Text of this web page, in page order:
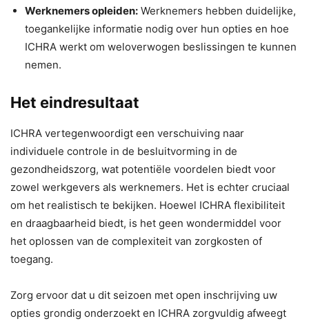
Werknemers opleiden: Werknemers hebben duidelijke,
toegankelijke informatie nodig over hun opties en hoe
ICHRA werkt om weloverwogen beslissingen te kunnen
nemen.
Het eindresultaat
ICHRA vertegenwoordigt een verschuiving naar
individuele controle in de besluitvorming in de
gezondheidszorg, wat potentiële voordelen biedt voor
zowel werkgevers als werknemers. Het is echter cruciaal
om het realistisch te bekijken. Hoewel ICHRA flexibiliteit
en draagbaarheid biedt, is het geen wondermiddel voor
het oplossen van de complexiteit van zorgkosten of
toegang.
Zorg ervoor dat u dit seizoen met open inschrijving uw
opties grondig onderzoekt en ICHRA zorgvuldig afweegt